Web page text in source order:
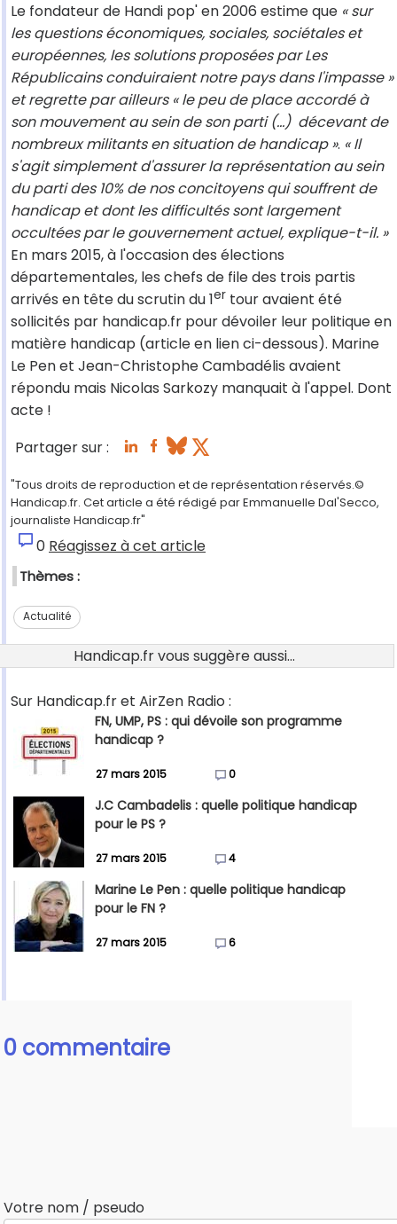
Le fondateur de Handi pop' en 2006 estime que « sur
les questions économiques, sociales, sociétales et
européennes, les solutions proposées par Les
Républicains conduiraient notre pays dans l'impasse »
et regrette par ailleurs « le peu de place accordé à
son mouvement au sein de son parti (…) décevant de
nombreux militants en situation de handicap ». « Il
s'agit simplement d'assurer la représentation au sein
du parti des 10% de nos concitoyens qui souffrent de
handicap et dont les difficultés sont largement
occultées par le gouvernement actuel, explique-t-il. »
En mars 2015, à l'occasion des élections
départementales, les chefs de file des trois partis
arrivés en tête du scrutin du 1er tour avaient été
sollicités par handicap.fr pour dévoiler leur politique en
matière handicap (article en lien ci-dessous). Marine
Le Pen et Jean-Christophe Cambadélis avaient
répondu mais Nicolas Sarkozy manquait à l'appel. Dont
acte !
Partager sur :
"Tous droits de reproduction et de représentation réservés.©
Handicap.fr. Cet article a été rédigé par Emmanuelle Dal'Secco,
journaliste Handicap.fr"
0 Réagissez à cet article
Thèmes :
Actualité
Handicap.fr vous suggère aussi...
Sur Handicap.fr et AirZen Radio :
FN, UMP, PS : qui dévoile son programme
handicap ?
27 mars 2015 0
J.C Cambadelis : quelle politique handicap
pour le PS ?
27 mars 2015 4
Marine Le Pen : quelle politique handicap
pour le FN ?
27 mars 2015 6
0 commentaire
Votre nom / pseudo